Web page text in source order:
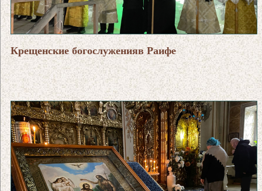
Крещенские богослуженияв Раифе